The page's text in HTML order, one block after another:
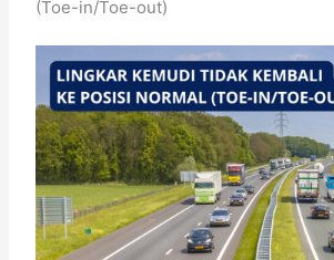
(Toe-in/Toe-out)